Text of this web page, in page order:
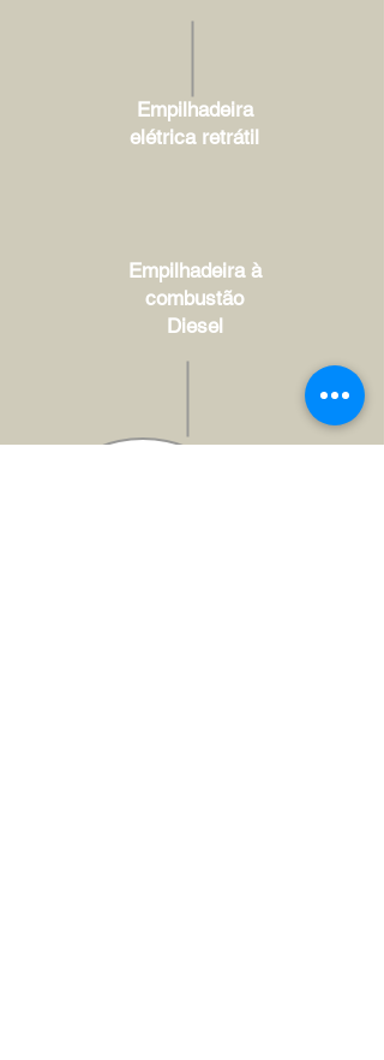
Empilhadeira
elétrica retrátil
Empilhadeira à
combustão
Diesel